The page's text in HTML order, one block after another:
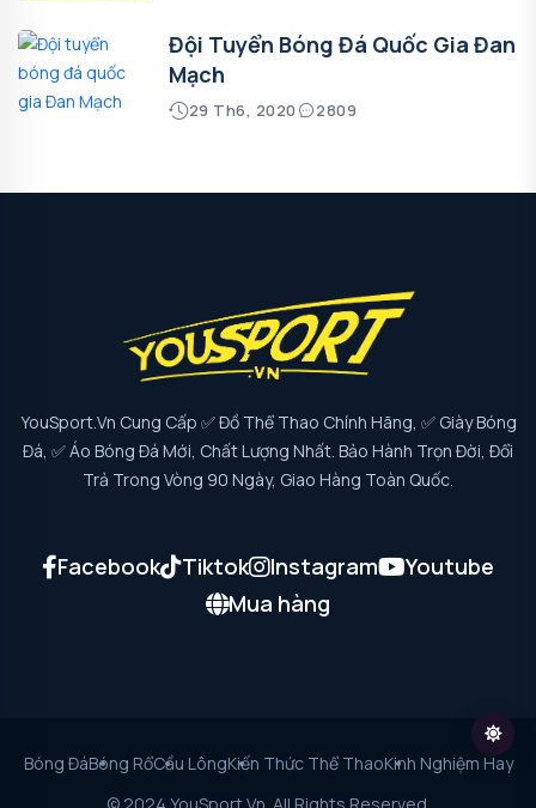
Đội Tuyển Bóng Đá Quốc Gia Đan
Mạch
29 Th6, 2020 2809
YouSport.vn Cung Cấp ✅ Đồ Thể Thao Chính Hãng, ✅ Giày Bóng
Đá, ✅ Áo Bóng Đá Mới, Chất Lượng Nhất. Bảo Hành Trọn Đời, Đổi
Trả Trong Vòng 90 Ngày, Giao Hàng Toàn Quốc.
Facebook Tiktok Instagram
Youtube
Mua hàng
Bóng ĐáBóng RổCầu LôngKiến Thức Thể ThaoKinh Nghiệm Hay